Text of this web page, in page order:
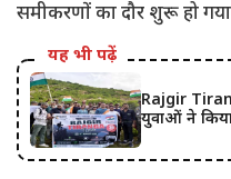
समीकरणों का दौर शुरू हो
यह भी पढ़ें
Rajgir
युवाओं ने